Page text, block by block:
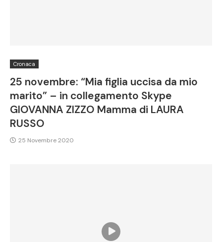
Cronaca
25 novembre: “Mia figlia uccisa da mio
marito” – in collegamento Skype
GIOVANNA ZIZZO Mamma di LAURA
RUSSO
25 Novembre 2020